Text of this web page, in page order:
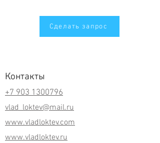
Сделать запрос
Контакты
+7 903 1300796
vlad_loktev@mail.ru
www.vladloktev.com
www.vladloktev.ru